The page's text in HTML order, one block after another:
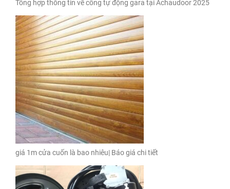
Tổng hợp thông tin về cổng tự động gara tại Achaudoor 2025
giá 1m cửa cuốn là bao nhiêu| Báo giá chi tiết